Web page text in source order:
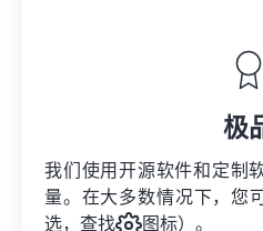
极
我们使用开源软件和定制
量。在大多数情况下，您
选，查找
图标）。